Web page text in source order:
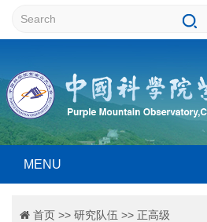
MENU
首页 >> 研究队伍 >> 正高级